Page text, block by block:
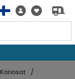
Koriosat